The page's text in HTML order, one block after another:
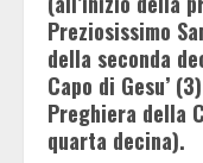
Preziosissimo
della seconda
Capo di Gesu’
Preghiera della
quarta decina).